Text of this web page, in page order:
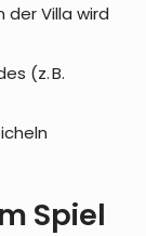
der Villa wird
(z. B.
Spiel